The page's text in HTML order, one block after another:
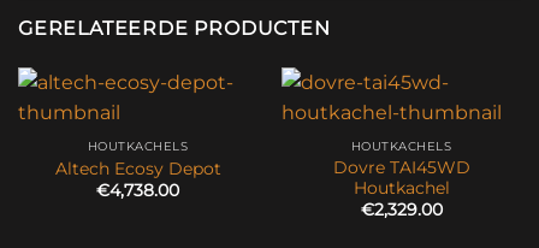
GERELATEERDE PRODUCTEN
HOUTKACHELS
Altech Ecosy Depot
€4,738.00
HOUTKACHELS
Dovre TAI45WD
Houtkachel
€2,329.00